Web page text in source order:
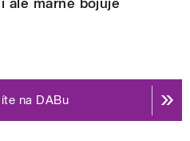
ale marně bojuje
na DABu